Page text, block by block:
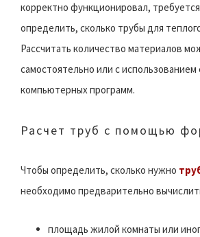
корректно функционировал,
определить, сколько трубы для
Рассчитать количество материалов
самостоятельно или с
компьютерных программ.
Расчет труб с помощью
Чтобы определить, сколько нужно
необходимо предварительно
площадь жилой комнаты или